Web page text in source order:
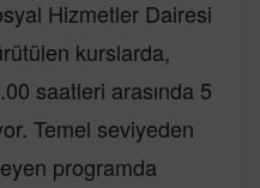
Hizmetler Dairesi
kurslarda,
saatleri arasında 5
Temel seviyeden
programda